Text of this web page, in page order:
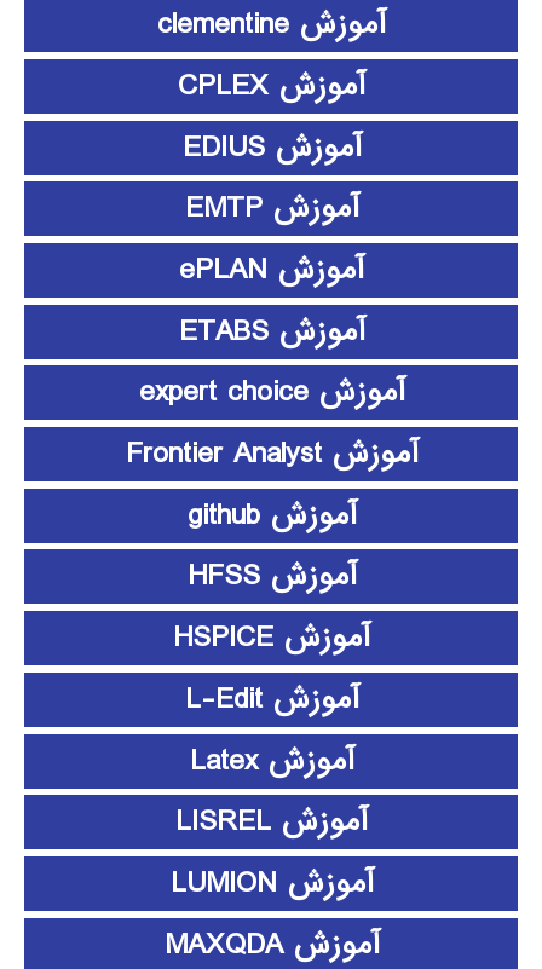
آموزش clementine
آموزش CPLEX
آموزش EDIUS
آموزش EMTP
آموزش ePLAN
آموزش ETABS
آموزش expert choice
آموزش Frontier Analyst
آموزش github
آموزش HFSS
آموزش HSPICE
آموزش L-Edit
آموزش Latex
آموزش LISREL
آموزش LUMION
آموزش MAXQDA